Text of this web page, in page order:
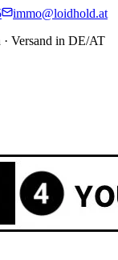
immo@loidhold.at
Versand in DE/AT